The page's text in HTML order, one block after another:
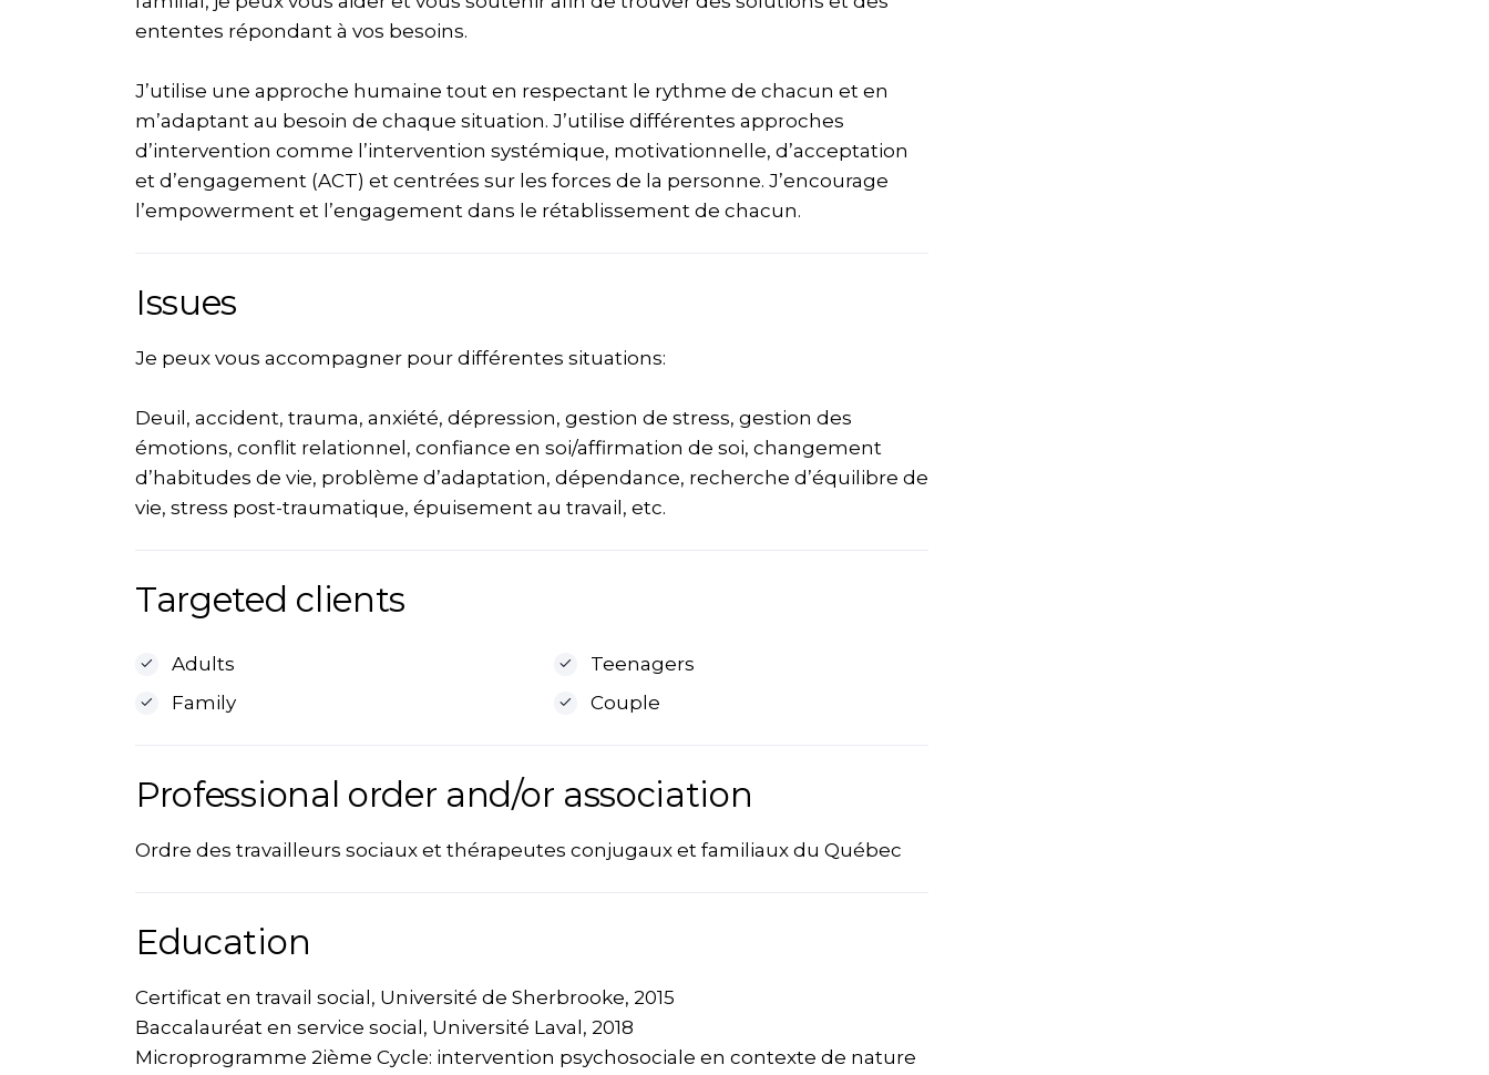
ententes répondant à vos besoins.
J’utilise une approche humaine tout en respectant le rythme de chacun et en
m’adaptant au besoin de chaque situation. J’utilise différentes approches
d’intervention comme l’intervention systémique, motivationnelle, d’acceptation
et d’engagement (ACT) et centrées sur les forces de la personne. J’encourage
l’empowerment et l’engagement dans le rétablissement de chacun.
Issues
Je peux vous accompagner pour différentes situations:
Deuil, accident, trauma, anxiété, dépression, gestion de stress, gestion des
émotions, conflit relationnel, confiance en soi/affirmation de soi, changement
d’habitudes de vie, problème d’adaptation, dépendance, recherche d’équilibre de
vie, stress post-traumatique, épuisement au travail, etc.
Targeted clients
Adults
Teenagers
Family
Couple
Professional order and/or association
Ordre des travailleurs sociaux et thérapeutes conjugaux et familiaux du Québec
Education
Certificat en travail social, Université de Sherbrooke, 2015
Baccalauréat en service social, Université Laval, 2018
Microprogramme 2ième Cycle: intervention psychosociale en contexte de nature